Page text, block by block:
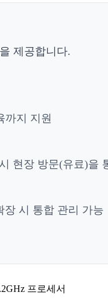
제공합니다.
까지 지원
현장 방문(유료)을
장 시 통합 관리 가능
프로세서